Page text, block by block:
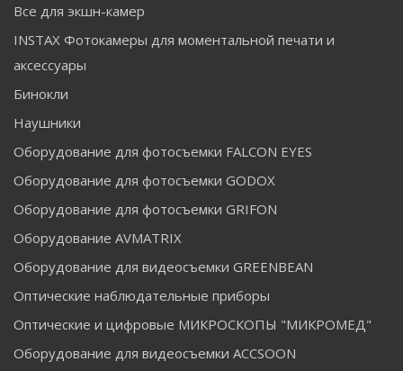
Все для экшн-камер
INSTAX Фотокамеры для моментальной печати и
аксессуары
Бинокли
Наушники
Оборудование для фотосъемки FALCON EYES
Оборудование для фотосъемки GODOX
Оборудование для фотосъемки GRIFON
Оборудование AVMATRIX
Оборудование для видеосъемки GREENBEAN
Оптические наблюдательные приборы
Оптические и цифровые МИКРОСКОПЫ "МИКРОМЕД"
Оборудование для видеосъемки ACCSOON